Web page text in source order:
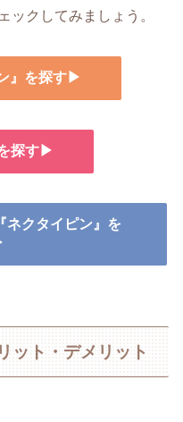
ックしてみましょう。
』を探す▶
探す▶
ネクタイピン』を
ット・デメリット